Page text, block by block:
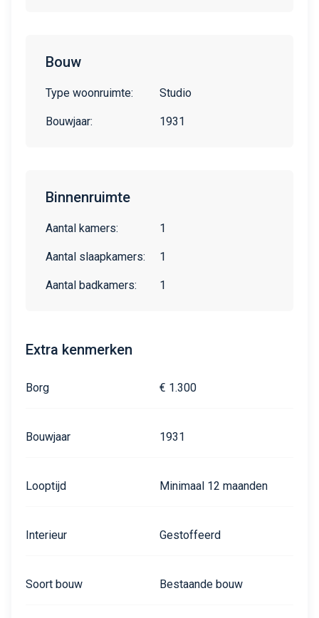
Bouw
Type woonruimte: Studio
Bouwjaar: 1931
Binnenruimte
Aantal kamers: 1
Aantal slaapkamers: 1
Aantal badkamers: 1
Extra kenmerken
Borg € 1.300
Bouwjaar 1931
Looptijd Minimaal 12 maanden
Interieur Gestoffeerd
Soort bouw Bestaande bouw